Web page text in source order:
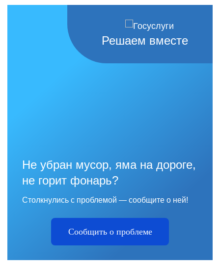
Решаем вместе
Не убран мусор, яма на дороге,
не горит фонарь?
Столкнулись с проблемой — сообщите о ней!
Сообщить о проблеме